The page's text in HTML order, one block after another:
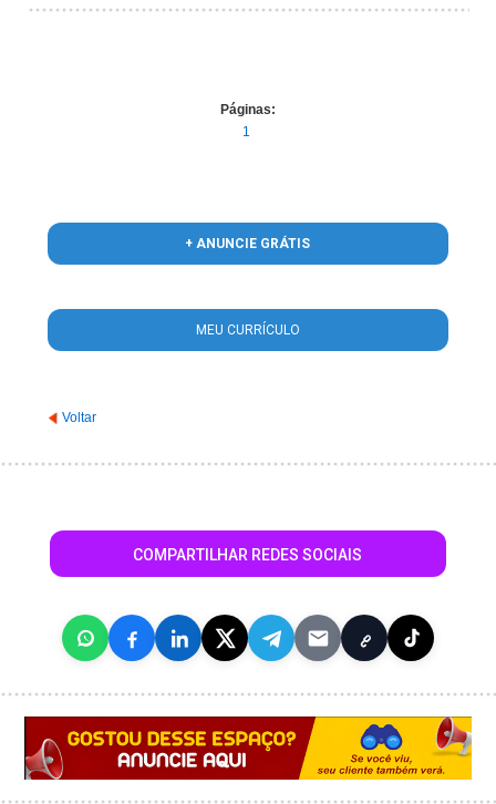
Páginas:
1
+ ANUNCIE GRÁTIS
MEU CURRÍCULO
Voltar
COMPARTILHAR REDES SOCIAIS